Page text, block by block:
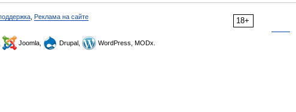
18+
Реклама на сайте
Joomla, Drupal, WordPress, MODx.